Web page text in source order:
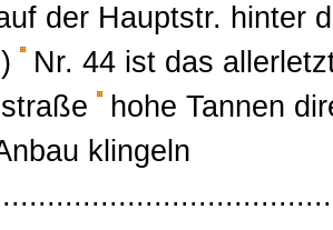
der Hauptstr. hinter
Nr. 44 ist das
hohe Tannen
klingeln